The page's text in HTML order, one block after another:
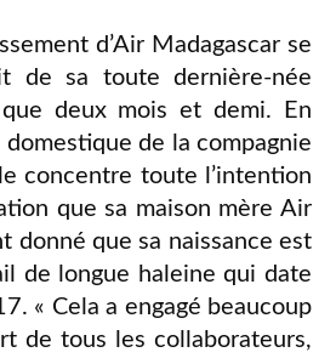
d’Air Madagascar se
de sa toute dernière-née
que deux mois et demi. En
de la compagnie
concentre toute l’intention
que sa maison mère Air
donné que sa naissance est
de longue haleine qui date
« Cela a engagé beaucoup
de tous les collaborateurs,